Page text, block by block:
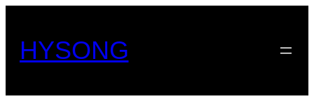
HYSONG